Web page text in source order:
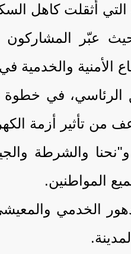
التي أثقلت كاهل
عبّر
الأمنية والخدمية
في خطوة
تأثير أزمة
والشرطة
المواطنين.
الخدمي